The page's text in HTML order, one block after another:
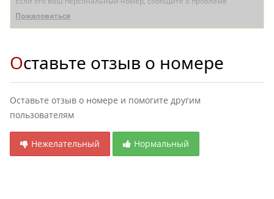
Пожаловаться
Оставьте отзыв о номере
Оставьте отзыв о номере и помогите другим
пользователям
Нежелательный Нормальный